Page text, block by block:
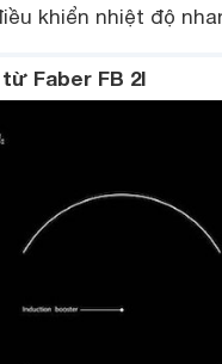
khiển nhiệt độ
từ Faber FB 2I